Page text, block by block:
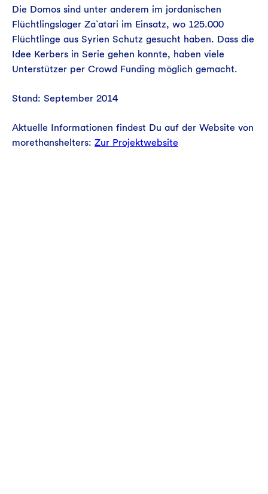
Die Domos sind unter anderem im jordanischen
Flüchtlingslager Za`atari im Einsatz, wo 125.000
Flüchtlinge aus Syrien Schutz gesucht haben. Dass die
Idee Kerbers in Serie gehen konnte, haben viele
Unterstützer per Crowd Funding möglich gemacht.
Stand: September 2014
Aktuelle Informationen findest Du auf der Website von
morethanshelters: Zur Projektwebsite